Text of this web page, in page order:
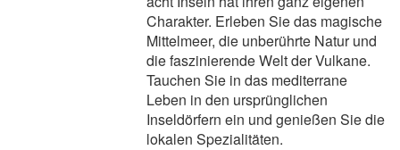
Charakter. Erleben Sie das magische
Mittelmeer, die unberührte Natur und
die faszinierende Welt der Vulkane.
Tauchen Sie in das mediterrane
Leben in den ursprünglichen
Inseldörfern ein und genießen Sie die
lokalen Spezialitäten.